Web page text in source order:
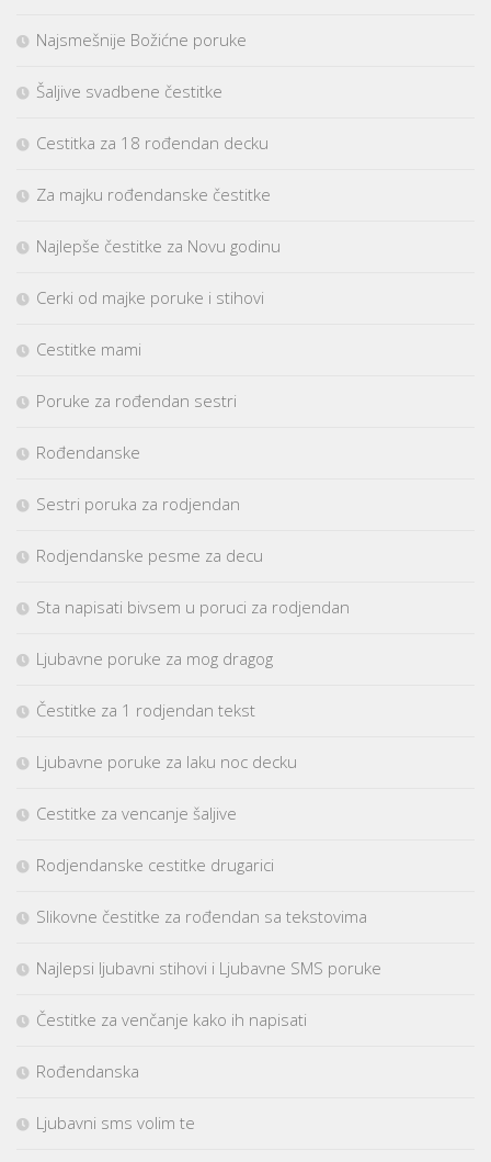
Najsmešnije Božićne poruke
Šaljive svadbene čestitke
Cestitka za 18 rođendan decku
Za majku rođendanske čestitke
Najlepše čestitke za Novu godinu
Cerki od majke poruke i stihovi
Cestitke mami
Poruke za rođendan sestri
Rođendanske
Sestri poruka za rodjendan
Rodjendanske pesme za decu
Sta napisati bivsem u poruci za rodjendan
Ljubavne poruke za mog dragog
Čestitke za 1 rodjendan tekst
Ljubavne poruke za laku noc decku
Cestitke za vencanje šaljive
Rodjendanske cestitke drugarici
Slikovne čestitke za rođendan sa tekstovima
Najlepsi ljubavni stihovi i Ljubavne SMS poruke
Čestitke za venčanje kako ih napisati
Rođendanska
Ljubavni sms volim te